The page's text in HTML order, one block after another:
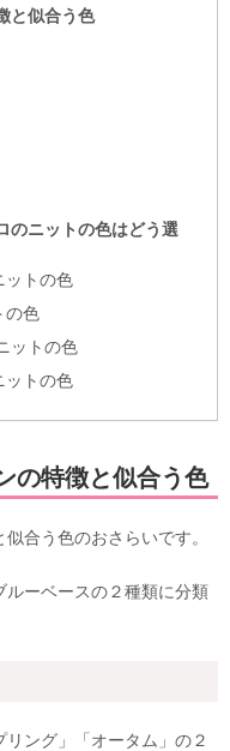
と似合う色
のニットの色はどう選
ットの色
の色
ットの色
ットの色
の特徴と似合う色
合う色のおさらいです。
ーベースの２種類に分類
ング」「オータム」の２